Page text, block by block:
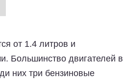
от 1.4 литров и
Большинство двигателей в
них три бензиновые